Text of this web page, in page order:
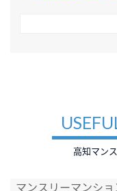
高知マン
マンスリーマンショ